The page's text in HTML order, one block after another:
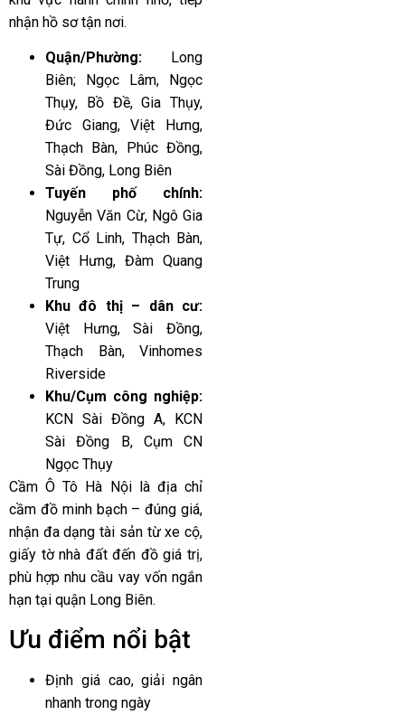
nhận hồ sơ tận nơi.
Quận/Phường: Long
Biên; Ngọc Lâm, Ngọc
Thụy, Bồ Đề, Gia Thụy,
Đức Giang, Việt Hưng,
Thạch Bàn, Phúc Đồng,
Sài Đồng, Long Biên
Tuyến phố chính:
Nguyễn Văn Cừ, Ngô Gia
Tự, Cổ Linh, Thạch Bàn,
Việt Hưng, Đàm Quang
Trung
Khu đô thị – dân cư:
Việt Hưng, Sài Đồng,
Thạch Bàn, Vinhomes
Riverside
Khu/Cụm công nghiệp:
KCN Sài Đồng A, KCN
Sài Đồng B, Cụm CN
Ngọc Thụy
Cầm Ô Tô Hà Nội là địa chỉ
cầm đồ minh bạch – đúng giá,
nhận đa dạng tài sản từ xe cộ,
giấy tờ nhà đất đến đồ giá trị,
phù hợp nhu cầu vay vốn ngắn
hạn tại quận Long Biên.
Ưu điểm nổi bật
Định giá cao, giải ngân
nhanh trong ngày